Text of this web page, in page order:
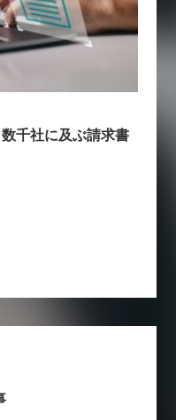
いて
】「イノベーションを
」～投資される事業の
活DX「SouSou」に
】AIで何でもできる時
められるのか
千社に及ぶ請求書